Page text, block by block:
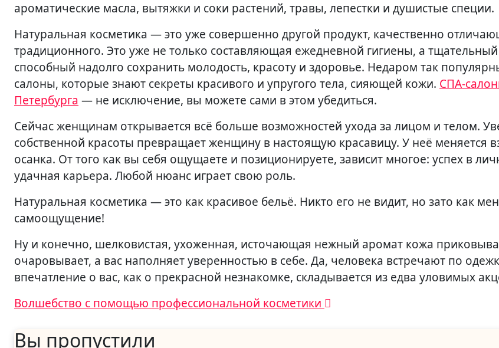
ароматические масла, вытяжки и соки растений, травы, лепестки и душистые специи.
Натуральная косметика — это уже совершенно другой продукт, качественно
традиционного. Это уже не только составляющая ежедневной гигиены, а тщательный
способный надолго сохранить молодость, красоту и здоровье. Недаром так
салоны, которые знают секреты красивого и упругого тела, сияющей кожи. СПА-
Петербурга — не исключение, вы можете сами в этом убедиться.
Сейчас женщинам открывается всё больше возможностей ухода за лицом и телом.
собственной красоты превращает женщину в настоящую красавицу. У неё меняется
осанка. От того как вы себя ощущаете и позиционируете, зависит многое: успех в
удачная карьера. Любой нюанс играет свою роль.
Натуральная косметика — это как красивое бельё. Никто его не видит, но зато как
самоощущение!
Ну и конечно, шелковистая, ухоженная, источающая нежный аромат кожа
очаровывает, а вас наполняет уверенностью в себе. Да, человека встречают по
впечатление о вас, как о прекрасной незнакомке, складывается из едва уловимых
Навигация
по
Волшебство с помощью профессиональной косметики
Вы пропустили